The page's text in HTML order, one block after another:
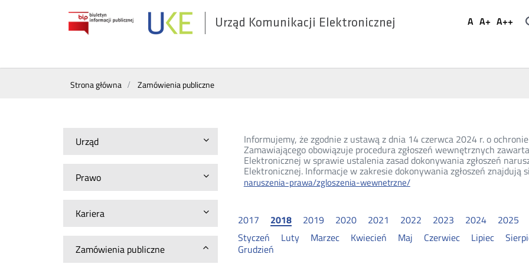
Urząd Komunikacji Elektronicznej A A+ A++
Media
Wyszukiwarka
Strona główna Zamówienia publiczne
Urząd
Prawo
Kariera
Zamówienia publiczne
Informujemy, że zgodnie z ustawą z dnia 14 czerwca 2024 r. o
Zamawiającego obowiązuje procedura zgłoszeń wewnętrznych
Elektronicznej w sprawie ustalenia zasad dokonywania zgłoszeń
Elektronicznej. Informacje w zakresie dokonywania zgłoszeń znajdują
naruszenia-prawa/zgloszenia-wewnetrzne/
2017 2018 2019 2020 2021 2022 2023 2024 2025
Styczeń
Luty Marzec Kwiecień Maj Czerwiec Lipiec
Grudzień